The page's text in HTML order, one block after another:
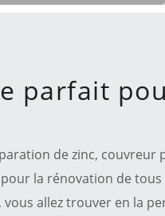
parfait
de zinc, couvreur
la rénovation de
vous allez trouver en la